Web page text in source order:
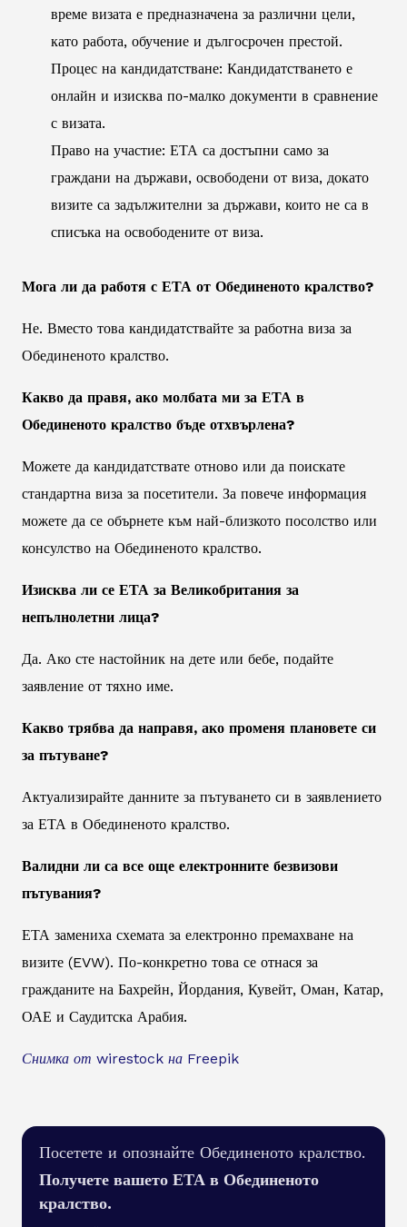
време визата е предназначена за различни цели,
като работа, обучение и дългосрочен престой.
Процес на кандидатстване: Кандидатстването е
онлайн и изисква по-малко документи в сравнение
с визата.
Право на участие: ЕТА са достъпни само за
граждани на държави, освободени от виза, докато
визите са задължителни за държави, които не са в
списъка на освободените от виза.
Мога ли да работя с ЕТА от Обединеното кралство?
Не. Вместо това кандидатствайте за работна виза за
Обединеното кралство.
Какво да правя, ако молбата ми за ЕТА в
Обединеното кралство бъде отхвърлена?
Можете да кандидатствате отново или да поискате
стандартна виза за посетители. За повече информация
можете да се обърнете към най-близкото посолство или
консулство на Обединеното кралство.
Изисква ли се ЕТА за Великобритания за
непълнолетни лица?
Да. Ако сте настойник на дете или бебе, подайте
заявление от тяхно име.
Какво трябва да направя, ако променя плановете си
за пътуване?
Актуализирайте данните за пътуването си в заявлението
за ЕТА в Обединеното кралство.
Валидни ли са все още електронните безвизови
пътувания?
ЕТА замениха схемата за електронно премахване на
визите (EVW). По-конкретно това се отнася за
гражданите на Бахрейн, Йордания, Кувейт, Оман, Катар,
ОАЕ и Саудитска Арабия.
Снимка от wirestock на Freepik
Посетете и опознайте Обединеното кралство.
Получете вашето ЕТА в Обединеното
кралство.